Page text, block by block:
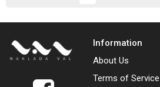
Information
About Us
Terms of Service